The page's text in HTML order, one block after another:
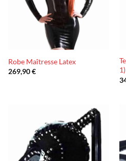
Robe Maîtresse Latex
269,90€
1)
Ajouter
à la liste
d’envies